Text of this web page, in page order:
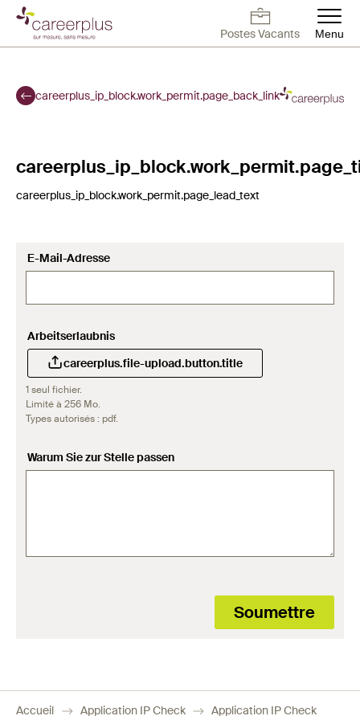
Aller
contenu
Postes Vacants Menu
Pour employeurs
À propos de nous
Deutsch Français English
careerplus_ip_block.work_permit.page_back_link
careerplus_ip_block.work_permit.page_lead_text
E-Mail-Adresse
Arbeitserlaubnis
careerplus.file-upload.button.title
1 seul fichier.
Limité à 256 Mo.
Types autorisés : pdf.
Warum Sie zur Stelle passen
Accueil Application IP Check Application IP Check